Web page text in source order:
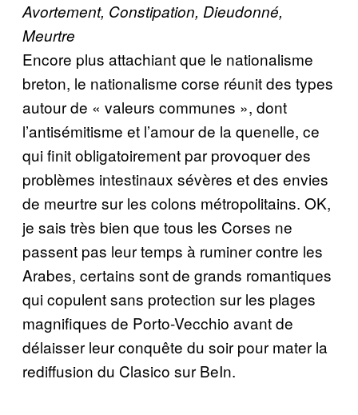
Avortement, Constipation, Dieudonné,
Meurtre
Encore plus attachiant que le nationalisme
breton, le nationalisme corse réunit des types
autour de « valeurs communes », dont
l’antisémitisme et l’amour de la quenelle, ce
qui finit obligatoirement par provoquer des
problèmes intestinaux sévères et des envies
de meurtre sur les colons métropolitains. OK,
je sais très bien que tous les Corses ne
passent pas leur temps à ruminer contre les
Arabes, certains sont de grands romantiques
qui copulent sans protection sur les plages
magnifiques de Porto-Vecchio avant de
délaisser leur conquête du soir pour mater la
rediffusion du Clasico sur BeIn.